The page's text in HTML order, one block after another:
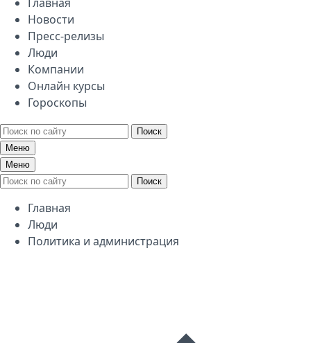
Новости
Пресс-релизы
Люди
Компании
Онлайн курсы
Гороскопы
Поиск
Меню
Меню
Поиск
Главная
Люди
Политика и администрация